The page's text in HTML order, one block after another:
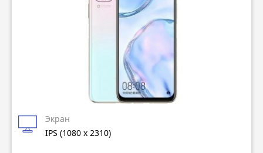
Экран
IPS (1080 x 2310)